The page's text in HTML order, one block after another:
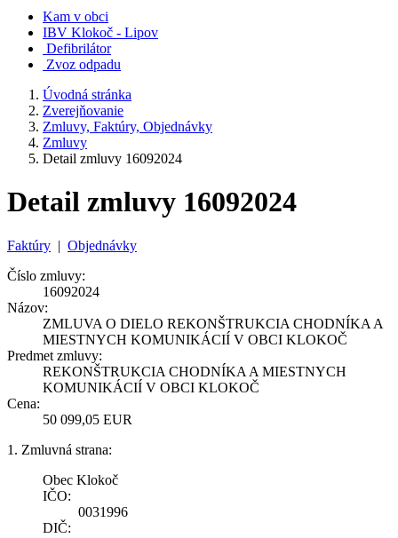
Kam v obci
IBV Klokoč - Lipov
Defibrilátor
Zvoz odpadu
Úvodná stránka
Zverejňovanie
Zmluvy, Faktúry, Objednávky
Zmluvy
Detail zmluvy 16092024
Detail zmluvy 16092024
Faktúry | Objednávky
Číslo zmluvy:
16092024
Názov:
ZMLUVA O DIELO REKONŠTRUKCIA CHODNÍKA A
MIESTNYCH KOMUNIKÁCIÍ V OBCI KLOKOČ
Predmet zmluvy:
REKONŠTRUKCIA CHODNÍKA A MIESTNYCH
KOMUNIKÁCIÍ V OBCI KLOKOČ
Cena:
50 099,05 EUR
1. Zmluvná strana:
Obec Klokoč
IČO:
0031996
DIČ: